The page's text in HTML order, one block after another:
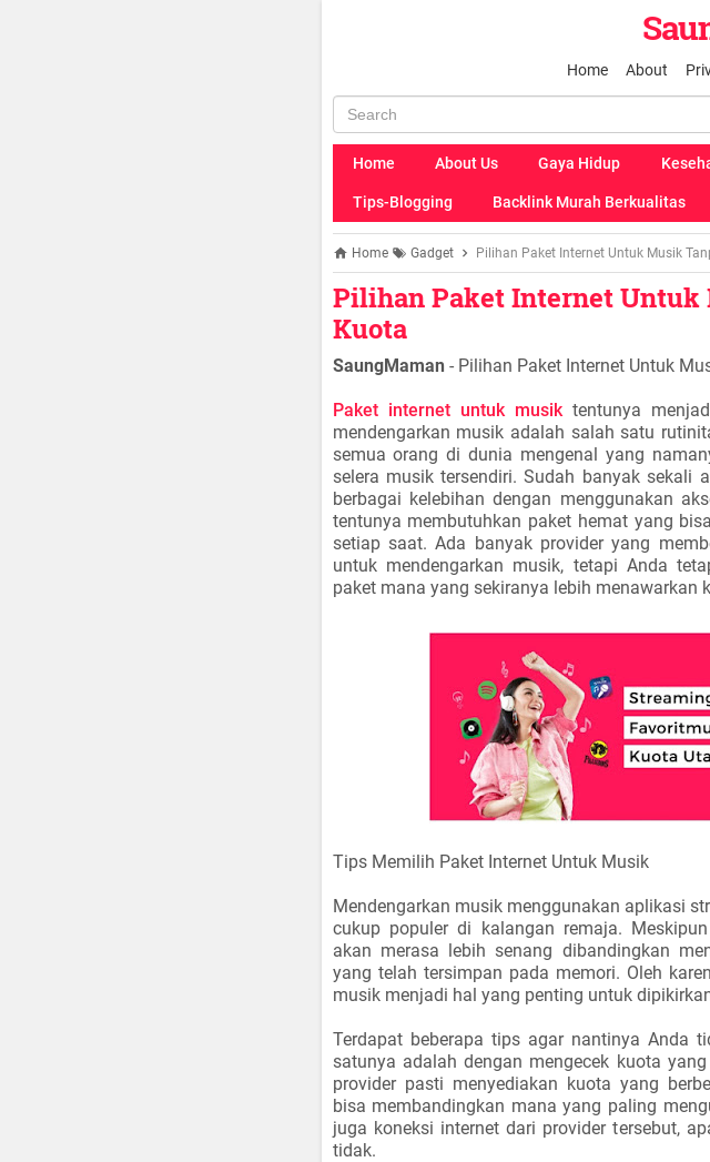
Home About
Home About Us Gaya Hidup
Tips-Blogging Backlink Murah Berkualitas
Home Gadget Pilihan Paket Internet Untuk Musik
Pilihan Paket Internet Untuk
Kuota
SaungMaman - Pilihan Paket Internet Untuk
Paket internet untuk musiktentunya
mendengarkan musik adalah salah satu
semua orang di dunia mengenal yang
selera musik tersendiri. Sudah banyak sekali
berbagai kelebihan dengan menggunakan
tentunya membutuhkan paket hemat yang
setiap saat. Ada banyak provider yang
untuk mendengarkan musik, tetapi Anda
paket mana yang sekiranya lebih menawarkan
Tips Memilih Paket Internet Untuk Musik
Mendengarkan musik menggunakan aplikasi
cukup populer di kalangan remaja.
akan merasa lebih senang dibandingkan
yang telah tersimpan pada memori. Oleh
musik menjadi hal yang penting untuk
Terdapat beberapa tips agar nantinya Anda
satunya adalah dengan mengecek kuota
provider pasti menyediakan kuota yang
bisa membandingkan mana yang paling
juga koneksi internet dari provider tersebut,
tidak.